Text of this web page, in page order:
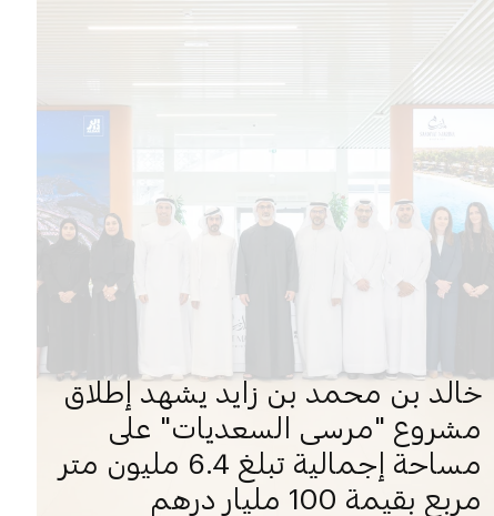
خالد بن محمد بن زايد يشهد إطلاق
مشروع "مرسى السعديات" على
مساحة إجمالية تبلغ 6.4 مليون متر
مربع بقيمة 100 مليار درهم